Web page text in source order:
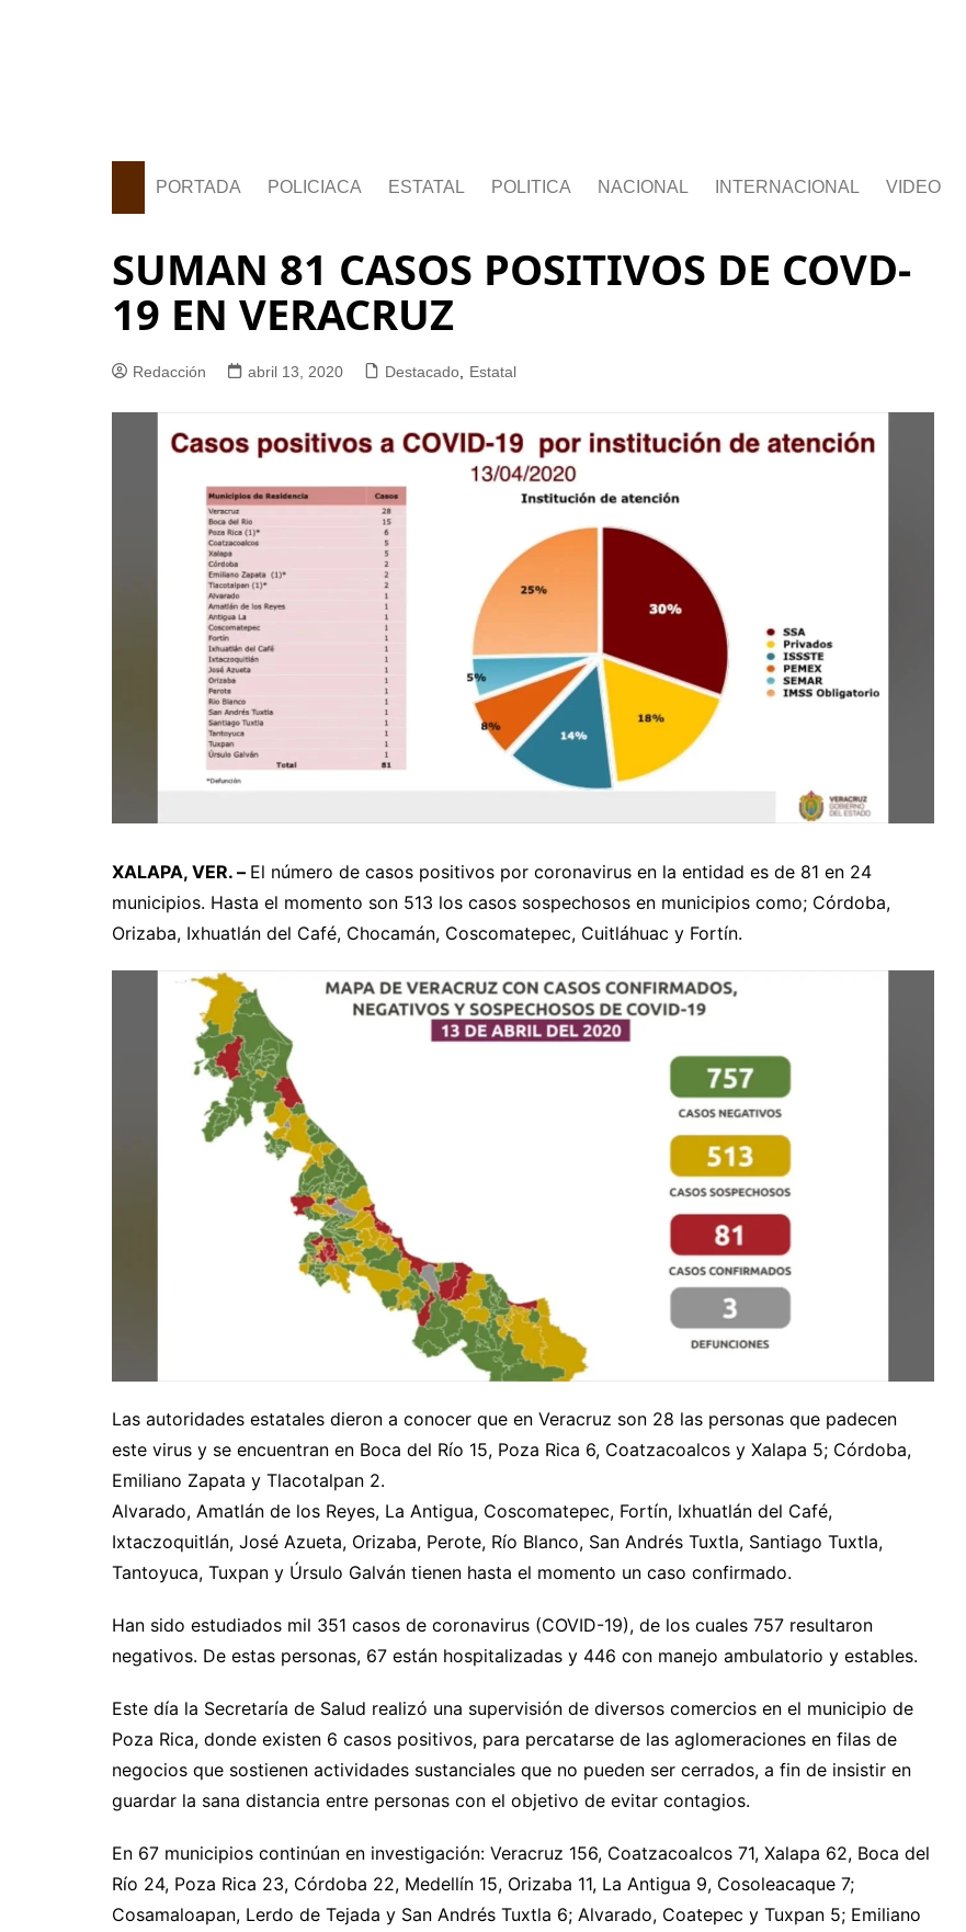
PORTADA POLICIACA ESTATAL POLITICA NACIONAL INTERNACIONAL VIDEO
SUMAN 81 CASOS POSITIVOS DE COVD-
19 EN VERACRUZ
Redacción abril 13, 2020 Destacado Estatal
XALAPA, VER. – El número de casos positivos por coronavirus en la entidad es de 81 en 24
municipios. Hasta el momento son 513 los casos sospechosos en municipios como; Córdoba,
Orizaba, Ixhuatlán del Café, Chocamán, Coscomatepec, Cuitláhuac y Fortín.
Las autoridades estatales dieron a conocer que en Veracruz son 28 las personas que padecen
este virus y se encuentran en Boca del Río 15, Poza Rica 6, Coatzacoalcos y Xalapa 5; Córdoba,
Emiliano Zapata y Tlacotalpan 2.
Alvarado, Amatlán de los Reyes, La Antigua, Coscomatepec, Fortín, Ixhuatlán del Café,
Ixtaczoquitlán, José Azueta, Orizaba, Perote, Río Blanco, San Andrés Tuxtla, Santiago Tuxtla,
Tantoyuca, Tuxpan y Úrsulo Galván tienen hasta el momento un caso confirmado.
Han sido estudiados mil 351 casos de coronavirus (COVID-19), de los cuales 757 resultaron
negativos. De estas personas, 67 están hospitalizadas y 446 con manejo ambulatorio y estables.
Este día la Secretaría de Salud realizó una supervisión de diversos comercios en el municipio de
Poza Rica, donde existen 6 casos positivos, para percatarse de las aglomeraciones en filas de
negocios que sostienen actividades sustanciales que no pueden ser cerrados, a fin de insistir en
guardar la sana distancia entre personas con el objetivo de evitar contagios.
En 67 municipios continúan en investigación: Veracruz 156, Coatzacoalcos 71, Xalapa 62, Boca del
Río 24, Poza Rica 23, Córdoba 22, Medellín 15, Orizaba 11, La Antigua 9, Cosoleacaque 7;
Cosamaloapan, Lerdo de Tejada y San Andrés Tuxtla 6; Alvarado, Coatepec y Tuxpan 5; Emiliano